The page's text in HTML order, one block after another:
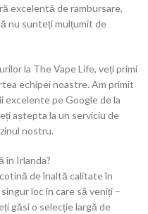
excelentă de rambursare,
nu sunteți mulțumit de
la The Vape Life, veți primi
echipei noastre. Am primit
excelente pe Google de la
aștepta la un serviciu de
nostru.
în Irlanda?
de înaltă calitate în
loc în care să veniți –
găsi o selecție largă de